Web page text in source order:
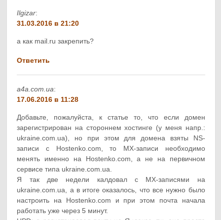
Ilgizar:
31.03.2016 в 21:20
а как mail.ru закрепить?
Ответить
a4a.com.ua:
17.06.2016 в 11:28
Добавьте, пожалуйста, к статье то, что если домен
зарегистрирован на стороннем хостинге (у меня напр.:
ukraine.com.ua), но при этом для домена взяты NS-
записи с Hostenko.com, то MX-записи необходимо
менять именно на Hostenko.com, а не на первичном
сервисе типа ukraine.com.ua.
Я так две недели калдовал с МХ-записями на
ukraine.com.ua, а в итоге оказалось, что все нужно было
настроить на Hostenko.com и при этом почта начала
работать уже через 5 минут.